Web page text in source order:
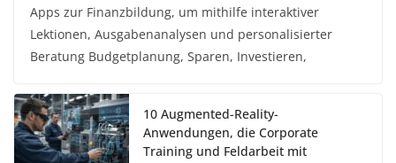
Apps zur Finanzbildung, um mithilfe interaktiver
Lektionen, Ausgabenanalysen und personalisierter
Beratung Budgetplanung, Sparen, Investieren,
10 Augmented-Reality-
Anwendungen, die Corporate
Training und Feldarbeit mit